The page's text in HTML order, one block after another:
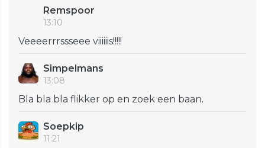
Remspoor
13:10
Veeeerrrssseee viiiiiis!!!!!
Simpelmans
13:08
Bla bla bla flikker op en zoek een baan.
Soepkip
11:21